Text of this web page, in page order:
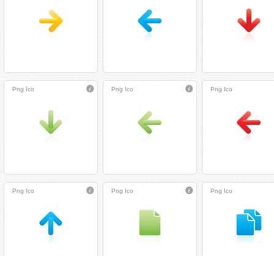
Png Ico Png Ico Png Ico
Png Ico Png Ico Png Ico